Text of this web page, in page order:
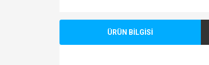
ÜRÜN BİLGİSİ